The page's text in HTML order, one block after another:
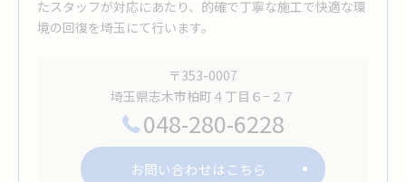
たスタッフが対応にあたり、的確で丁寧な施工で快適な環
境の回復を埼玉にて行います。
〒353-0007
埼玉県志木市柏町４丁目６−２７
048-280-6228
お問い合わせはこちら